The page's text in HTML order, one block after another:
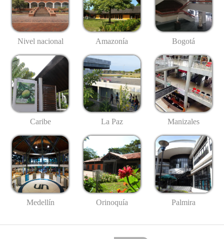
Nivel nacional Amazonía Bogotá
Caribe La Paz Manizales
Medellín Orinoquía Palmira